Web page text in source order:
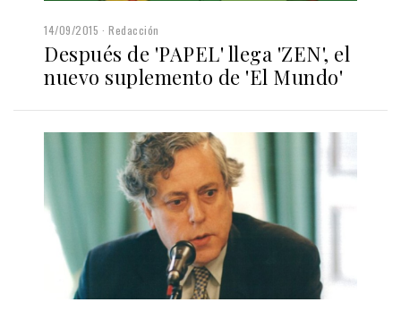
14/09/2015 Redacción
Después de 'PAPEL' llega 'ZEN', el
nuevo suplemento de 'El Mundo'